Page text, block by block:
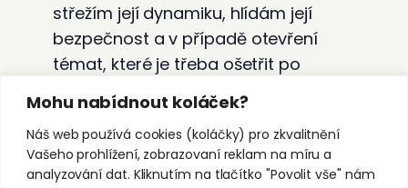
Mohu nabídnout koláček?
Náš web používá cookies (koláčky) pro zkvalitnění
Vašeho prohlížení, zobrazovaní reklam na míru a
analyzování dat. Kliknutím na tlačítko "Povolit vše" nám
střežím její dynamiku, hlídám její
bezpečnost a v případě otevření
témat, které je třeba ošetřit po
skončení skupiny nebo mezi čtyřma
očima, jsem připravena poskytnout
jedno individuální setkání zajištěné
v rámci projektu.